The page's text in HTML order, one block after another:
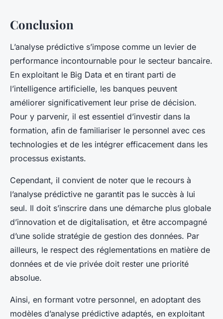
Conclusion
L’analyse prédictive s’impose comme un levier de
performance incontournable pour le secteur bancaire.
En exploitant le Big Data et en tirant parti de
l’intelligence artificielle, les banques peuvent
améliorer significativement leur prise de décision.
Pour y parvenir, il est essentiel d’investir dans la
formation, afin de familiariser le personnel avec ces
technologies et de les intégrer efficacement dans les
processus existants.
Cependant, il convient de noter que le recours à
l’analyse prédictive ne garantit pas le succès à lui
seul. Il doit s’inscrire dans une démarche plus globale
d’innovation et de digitalisation, et être accompagné
d’une solide stratégie de gestion des données. Par
ailleurs, le respect des réglementations en matière de
données et de vie privée doit rester une priorité
absolue.
Ainsi, en formant votre personnel, en adoptant des
modèles d’analyse prédictive adaptés, en exploitant